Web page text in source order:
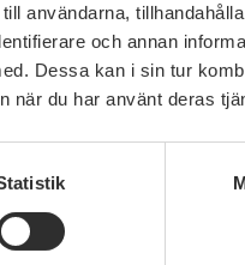
användarna,
och annan
Dessa kan i sin tur
när du har använt deras
där.
som aldrig
allas rätt
vägrar